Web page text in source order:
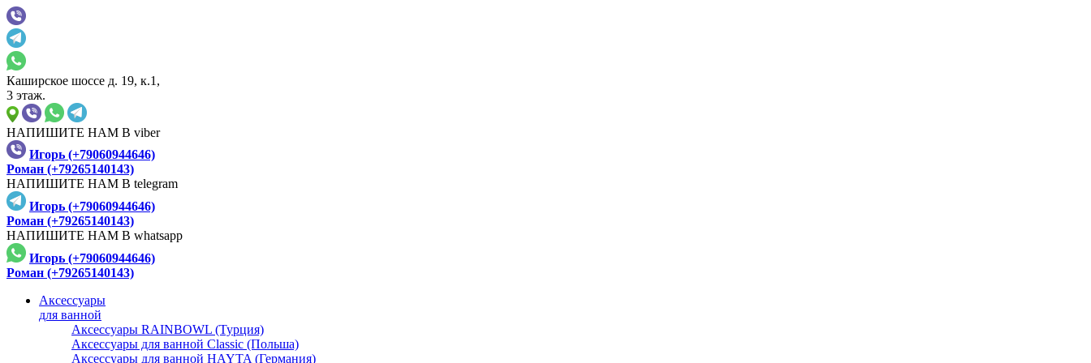
Каширское шоссе д. 19, к.1,
3 этаж.
НАПИШИТЕ НАМ В viber
Игорь (+79060944646)
Роман (+79265140143)
НАПИШИТЕ НАМ В telegram
Игорь (+79060944646)
Роман (+79265140143)
НАПИШИТЕ НАМ В whatsapp
Игорь (+79060944646)
Роман (+79265140143)
Аксессуары
для ванной
Аксессуары RAINBOWL (Турция)
Аксессуары для ванной Classic (Польша)
Аксессуары для ванной HAYTA (Германия)